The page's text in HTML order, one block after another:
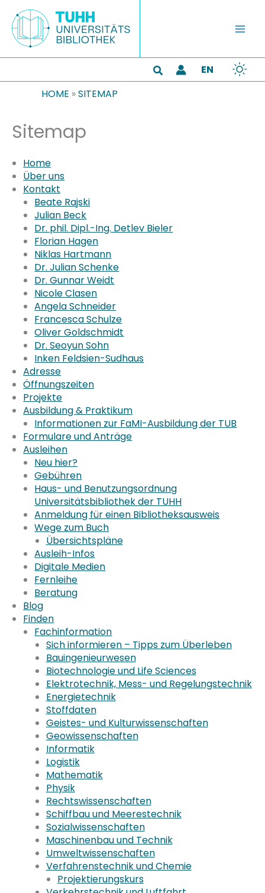
Inhalt
springen
Suchen
EN
HOME »SITEMAP
Sitemap
Home
Über uns
Kontakt
Beate Rajski
Julian Beck
Dr. phil. Dipl.-Ing. Detlev Bieler
Florian Hagen
Niklas Hartmann
Dr. Julian Schenke
Dr. Gunnar Weidt
Nicole Clasen
Angela Schneider
Francesca Schulze
Oliver Goldschmidt
Dr. Seoyun Sohn
Inken Feldsien-Sudhaus
Adresse
Öffnungszeiten
Projekte
Ausbildung & Praktikum
Informationen zur FaMI-Ausbildung der TUB
Formulare und Anträge
Ausleihen
Neu hier?
Gebühren
Haus- und Benutzungsordnung
Universitätsbibliothek der TUHH
Anmeldung für einen Bibliotheksausweis
Wege zum Buch
Übersichtspläne
Ausleih-Infos
Digitale Medien
Fernleihe
Beratung
Blog
Finden
Fachinformation
Sich informieren – Tipps zum Überleben
Bauingenieurwesen
Biotechnologie und Life Sciences
Elektrotechnik, Mess- und Regelungstechnik
Energietechnik
Stoffdaten
Geistes- und Kulturwissenschaften
Geowissenschaften
Informatik
Logistik
Mathematik
Physik
Rechtswissenschaften
Schiffbau und Meerestechnik
Sozialwissenschaften
Maschinenbau und Technik
Umweltwissenschaften
Verfahrenstechnik und Chemie
Projektierungskurs